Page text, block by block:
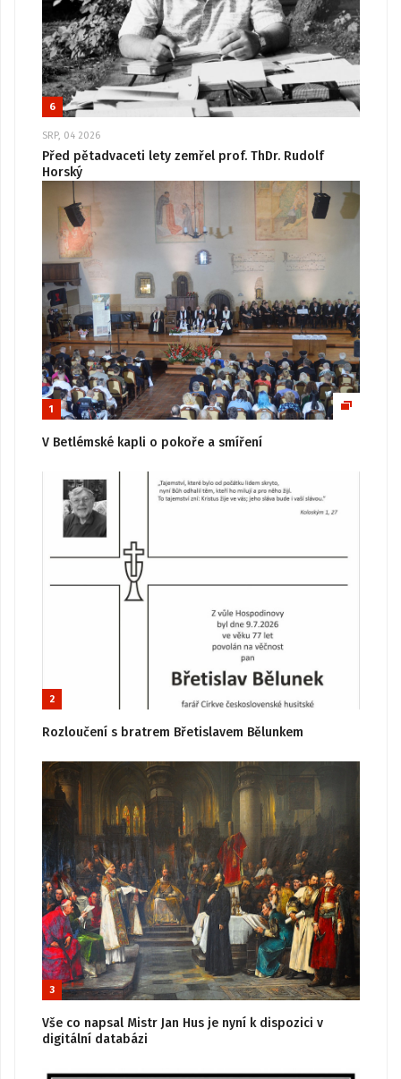
6
SRP, 04 2026
Před pětadvaceti lety zemřel prof. ThDr. Rudolf
Horský
1
V Betlémské kapli o pokoře a smíření
2
Rozloučení s bratrem Břetislavem Bělunkem
3
Vše co napsal Mistr Jan Hus je nyní k dispozici v
digitální databázi